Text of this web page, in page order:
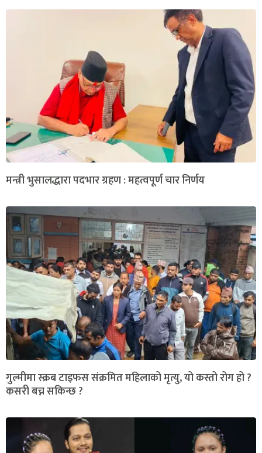
मन्त्री भुसालद्धारा पदभार ग्रहण : महत्वपूर्ण चार निर्णय
गुल्मीमा स्क्रब टाइफस संक्रमित महिलाको मृत्यु, यो कस्तो रोग हो ?
कसरी बच्न सकिन्छ ?